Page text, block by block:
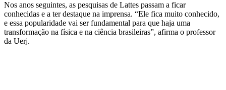
Nos anos seguintes, as pesquisas de Lattes passam a ficar
conhecidas e a ter destaque na imprensa. “Ele fica muito conhecido,
e essa popularidade vai ser fundamental para que haja uma
transformação na física e na ciência brasileiras”, afirma o professor
da Uerj.